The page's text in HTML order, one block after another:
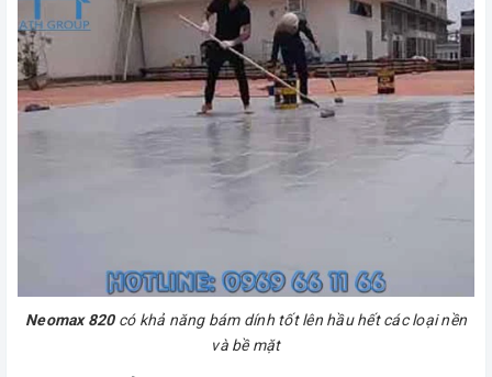
Neomax 820có khả năng bám dính tốt lên hầu hết các loại nền
và bề mặt